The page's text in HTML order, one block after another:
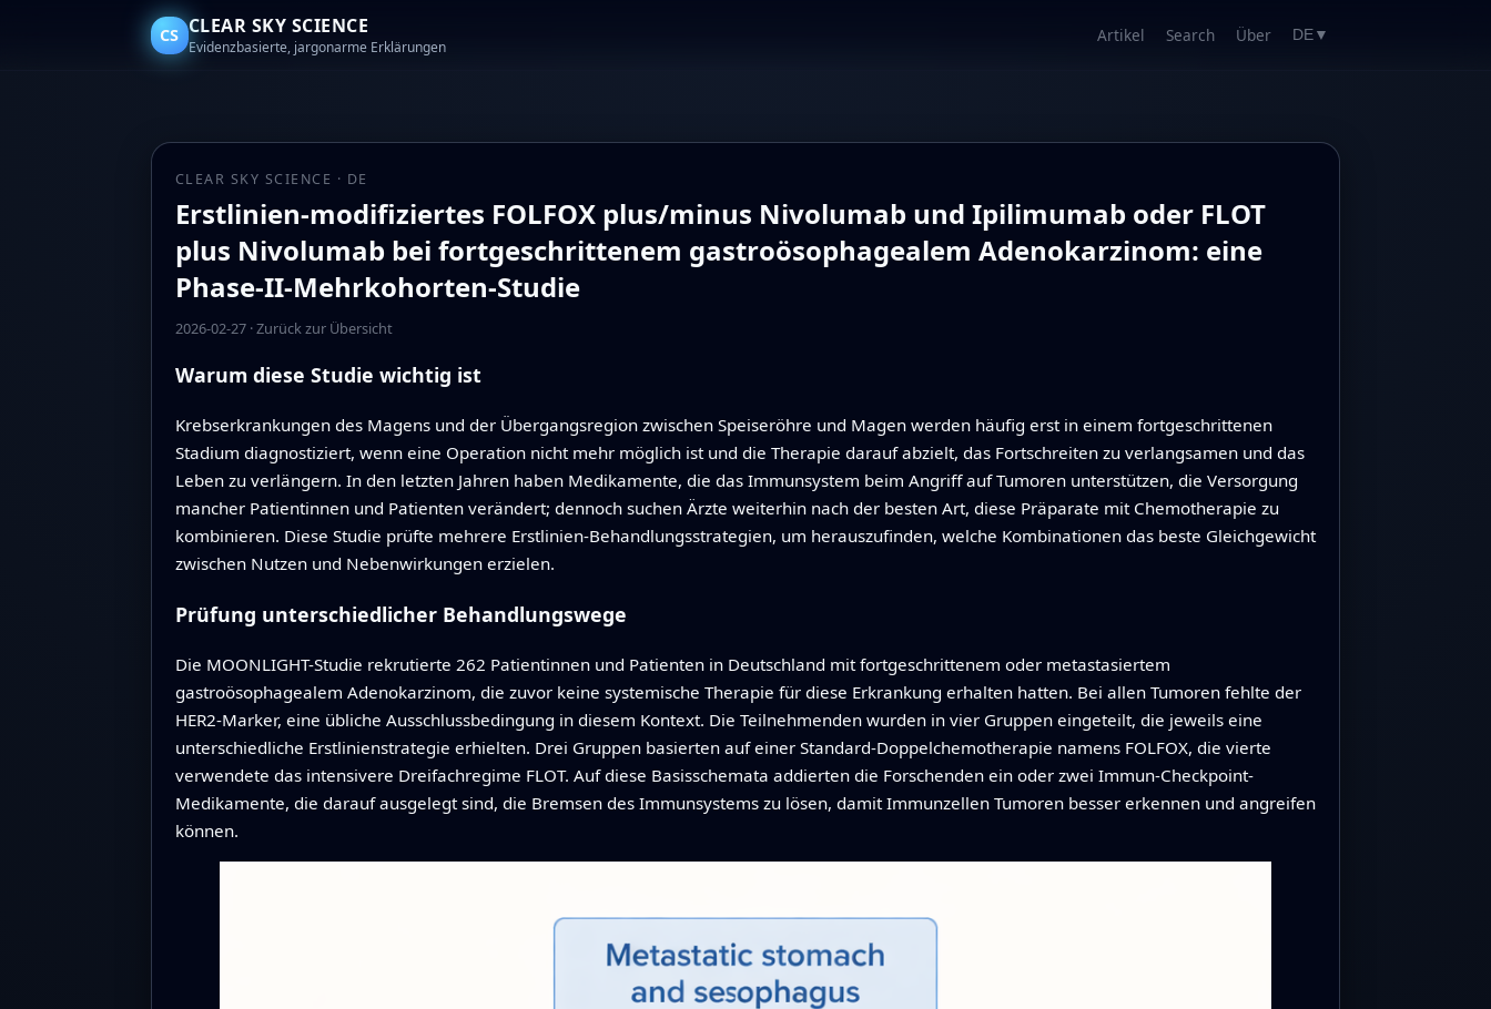
CS CLEAR SKY SCIENCE
Evidenzbasierte, jargonarme Erklärungen
Artikel Search Über DE ▼
CLEAR SKY SCIENCE · DE
Erstlinien-modifiziertes FOLFOX plus/minus Nivolumab und Ipilimumab oder FLOT
plus Nivolumab bei fortgeschrittenem gastroösophagealem Adenokarzinom: eine
Phase-II-Mehrkohorten-Studie
2026-02-27·Zurück zur Übersicht
Warum diese Studie wichtig ist
Krebserkrankungen des Magens und der Übergangsregion zwischen Speiseröhre und Magen werden häufig erst in einem fortgeschrittenen
Stadium diagnostiziert, wenn eine Operation nicht mehr möglich ist und die Therapie darauf abzielt, das Fortschreiten zu verlangsamen und das
Leben zu verlängern. In den letzten Jahren haben Medikamente, die das Immunsystem beim Angriff auf Tumoren unterstützen, die Versorgung
mancher Patientinnen und Patienten verändert; dennoch suchen Ärzte weiterhin nach der besten Art, diese Präparate mit Chemotherapie zu
kombinieren. Diese Studie prüfte mehrere Erstlinien-Behandlungsstrategien, um herauszufinden, welche Kombinationen das beste Gleichgewicht
zwischen Nutzen und Nebenwirkungen erzielen.
Prüfung unterschiedlicher Behandlungswege
Die MOONLIGHT-Studie rekrutierte 262 Patientinnen und Patienten in Deutschland mit fortgeschrittenem oder metastasiertem
gastroösophagealem Adenokarzinom, die zuvor keine systemische Therapie für diese Erkrankung erhalten hatten. Bei allen Tumoren fehlte der
HER2-Marker, eine übliche Ausschlussbedingung in diesem Kontext. Die Teilnehmenden wurden in vier Gruppen eingeteilt, die jeweils eine
unterschiedliche Erstlinienstrategie erhielten. Drei Gruppen basierten auf einer Standard-Doppelchemotherapie namens FOLFOX, die vierte
verwendete das intensivere Dreifachregime FLOT. Auf diese Basisschemata addierten die Forschenden ein oder zwei Immun-Checkpoint-
Medikamente, die darauf ausgelegt sind, die Bremsen des Immunsystems zu lösen, damit Immunzellen Tumoren besser erkennen und angreifen
können.